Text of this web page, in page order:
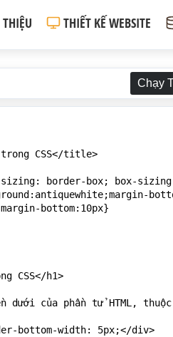
THIẾT KẾ WEBSITE
Chạy
CSS</title>
border-box; box-
bottom:10px}
CSS</h1>
dưới của phần tử HTML,
bottom-width: 5px;</div>